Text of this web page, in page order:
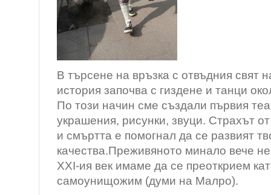
В търсене на връзка с отвъдния свят
история започва с гиздене и танци
По този начин сме създали първия
украшения, рисунки, звуци. Страхът
и смъртта е помогнал да се развият
качества.Преживяното минало вече
ХХI-ия век имаме да се преоткрием
самоунищожим (думи на Малро).